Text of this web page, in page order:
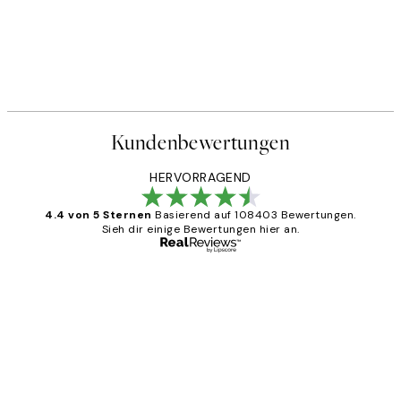
Kundenbewertungen
HERVORRAGEND
4.4 von 5 Sternen Basierend auf 108403 Bewertungen.
Sieh dir einige Bewertungen hier an.